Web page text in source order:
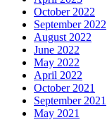
October 2022
September 2022
August 2022
June 2022
May 2022
April 2022
October 2021
September 2021
May 2021